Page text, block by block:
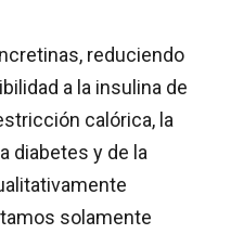
reduciendo
a la insulina de
calórica, la
diabetes y de la
solamente